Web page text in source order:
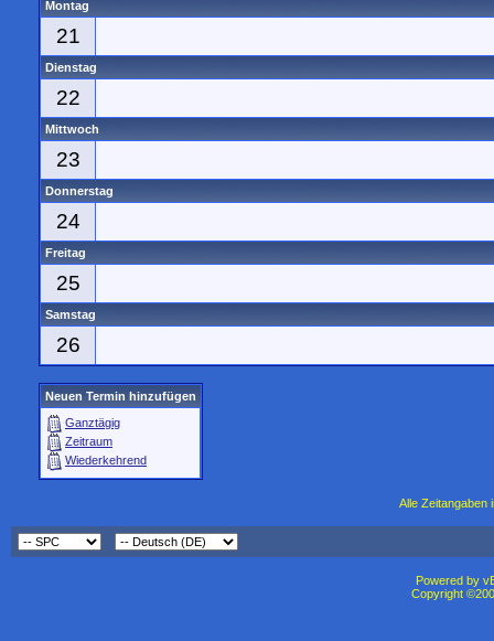
Montag
21
Dienstag
22
Mittwoch
23
Donnerstag
24
Freitag
25
Samstag
26
Neuen Termin hinzufügen
Ganztägig
Zeitraum
Wiederkehrend
Alle Zeitangaben
Powered by
Copyright